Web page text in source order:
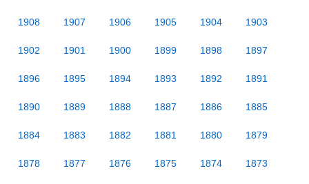
1908 1907 1906 1905 1904 1903
1902 1901 1900 1899 1898 1897
1896 1895 1894 1893 1892 1891
1890 1889 1888 1887 1886 1885
1884 1883 1882 1881 1880 1879
1878 1877 1876 1875 1874 1873